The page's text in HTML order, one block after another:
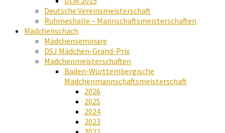
Deutsche Vereinsmeisterschaft
Ruhmeshalle – Mannschaftsmeisterschaften
Mädchenschach
Mädchenseminare
DSJ Mädchen-Grand-Prix
Mädchenmeisterschaften
Baden-Württembergische
Mädchenmannschaftsmeisterschaft
2026
2025
2024
2023